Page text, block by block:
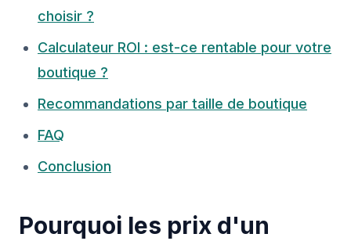
choisir ?
Calculateur ROI : est-ce rentable pour votre
boutique ?
Recommandations par taille de boutique
FAQ
Conclusion
Pourquoi les prix d'un